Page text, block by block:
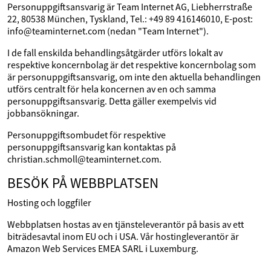
Personuppgiftsansvarig är Team Internet AG, Liebherrstraße
22, 80538 München, Tyskland, Tel.: +49 89 416146010, E-post:
info@teaminternet.com (nedan "Team Internet").
I de fall enskilda behandlingsåtgärder utförs lokalt av
respektive koncernbolag är det respektive koncernbolag som
är personuppgiftsansvarig, om inte den aktuella behandlingen
utförs centralt för hela koncernen av en och samma
personuppgiftsansvarig. Detta gäller exempelvis vid
jobbansökningar.
Personuppgiftsombudet för respektive
personuppgiftsansvarig kan kontaktas på
christian.schmoll@teaminternet.com.
BESÖK PÅ WEBBPLATSEN
Hosting och loggfiler
Webbplatsen hostas av en tjänsteleverantör på basis av ett
biträdesavtal inom EU och i USA. Vår hostingleverantör är
Amazon Web Services EMEA SARL i Luxemburg.